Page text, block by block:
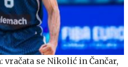
se Nikolić in Čančar,